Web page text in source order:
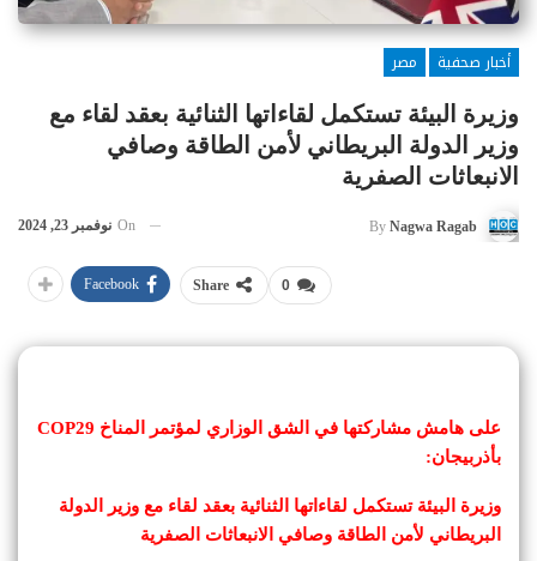
أخبار صحفية
مصر
وزيرة البيئة تستكمل لقاءاتها الثنائية بعقد لقاء مع
وزير الدولة البريطاني لأمن الطاقة وصافي
الانبعاثات الصفرية
By Nagwa Ragab
On نوفمبر 23, 2024
0
Share
Facebook
على هامش مشاركتها في الشق الوزاري لمؤتمر المناخ COP29
بأذربيجان:
وزيرة البيئة تستكمل لقاءاتها الثنائية بعقد لقاء مع وزير الدولة
البريطاني لأمن الطاقة وصافي الانبعاثات الصفرية